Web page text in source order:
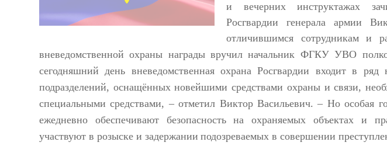
и вечерних инструктажах
Росгвардии генерала армии
отличившимся сотрудникам и
вневедомственной охраны награды вручил начальник ФГКУ УВО
сегодняшний день вневедомственная охрана Росгвардии входит в ряд
подразделений, оснащённыхновейшими средствами охраны и связи,
специальнымисредствами, – отметил Виктор Васильевич. – Но особая
ежедневно обеспечивают безопасность наохраняемыхобъектах и
участвуют в розыске и задержании подозреваемых в совершении